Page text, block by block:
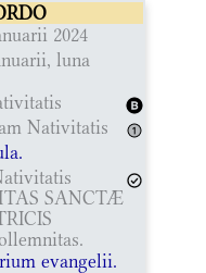
2024
luna
Nativitatis
SANCTÆ
evangelii.